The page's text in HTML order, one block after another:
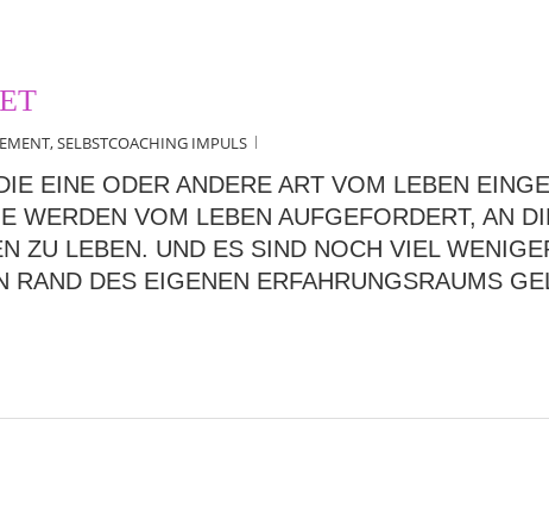
,SELBSTCOACHING IMPULS
EINE ODER ANDERE ART VOM LEBEN
WERDEN VOM LEBEN AUFGEFORDERT, AN
LEBEN. UND ES SIND NOCH VIEL
DES EIGENEN ERFAHRUNGSRAUMS